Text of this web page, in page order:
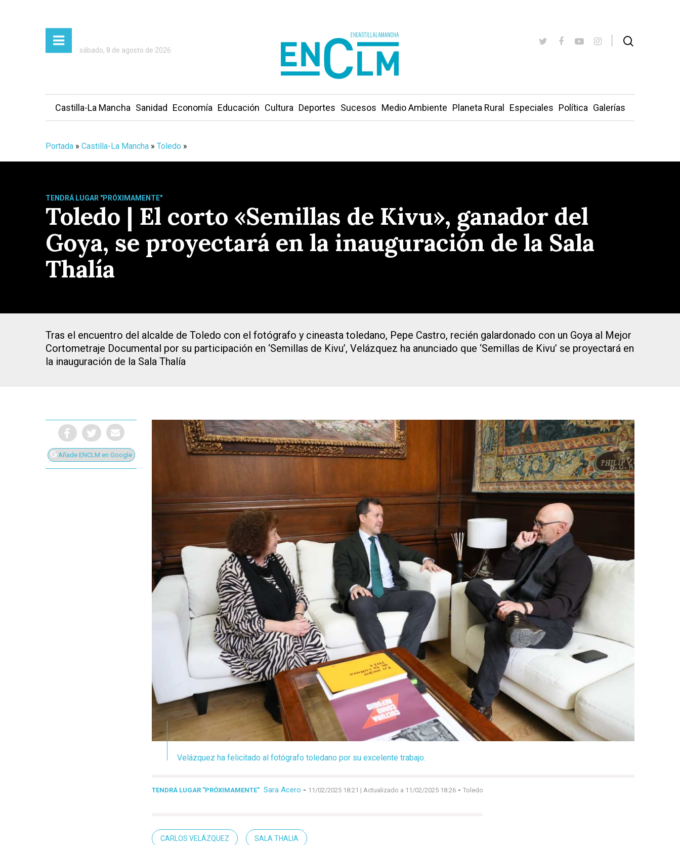
sábado, 8 de agosto de 2026
Castilla-La Mancha Sanidad Economía Educación Cultura Deportes Sucesos Medio Ambiente Planeta Rural Especiales Política Galerías
Portada » Castilla-La Mancha » Toledo »
TENDRÁ LUGAR "PRÓXIMAMENTE"
Toledo | El corto «Semillas de Kivu», ganador del
Goya, se proyectará en la inauguración de la Sala
Thalía
Tras el encuentro del alcalde de Toledo con el fotógrafo y cineasta toledano, Pepe Castro, recién galardonado con un Goya al Mejor
Cortometraje Documental por su participación en ‘Semillas de Kivu’, Velázquez ha anunciado que ‘Semillas de Kivu’ se proyectará en
la inauguración de la Sala Thalía
Añade ENCLM en Google
Velázquez ha felicitado al fotógrafo toledano por su excelente trabajo.
TENDRÁ LUGAR "PRÓXIMAMENTE" Sara Acero - 11/02/2025 18:21 | Actualizado a 11/02/2025 18:26 - Toledo
CARLOS VELÁZQUEZ SALA THALIA